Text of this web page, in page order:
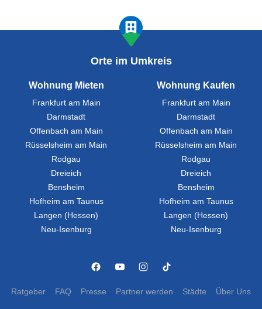
Orte im Umkreis
Wohnung Mieten
Frankfurt am Main
Darmstadt
Offenbach am Main
Rüsselsheim am Main
Rodgau
Dreieich
Bensheim
Hofheim am Taunus
Langen (Hessen)
Neu-Isenburg
Wohnung Kaufen
Frankfurt am Main
Darmstadt
Offenbach am Main
Rüsselsheim am Main
Rodgau
Dreieich
Bensheim
Hofheim am Taunus
Langen (Hessen)
Neu-Isenburg
Ratgeber FAQ Presse Partner werden Städte Über Uns